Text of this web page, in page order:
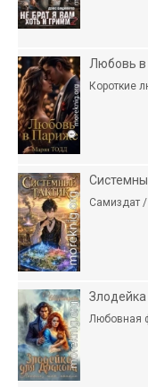
Любовь
Короткие
Самиздат
Любовная